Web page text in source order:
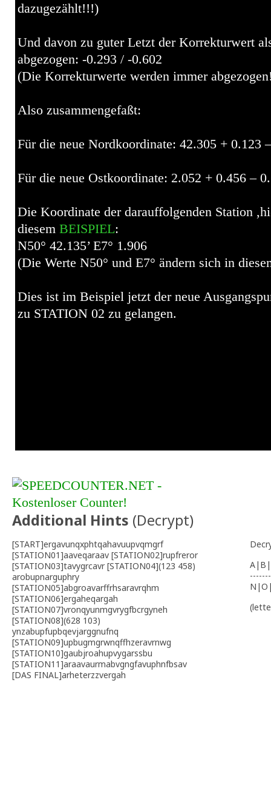
dazugezählt!!!)
Und davon zu guter Letzt der Korrekturwert
abgezogen: -0.293 / -0.602
(Die Korrekturwerte werden immer
Also zusammengefaßt:
Für die neue Nordkoordinate: 42.305 + 0.123
Für die neue Ostkoordinate: 2.052 + 0.456 –
Die Koordinate der darauffolgenden Station
diesem BEISPIEL:
N50° 42.135’ E7° 1.906
(Die Werte N50° und E7° ändern sich in
Dies ist im Beispiel jetzt der neue
zu STATION 02 zu gelangen.
Additional Hints (Decrypt)
[START]ergavunqxphtqahavuupvqmgrf
[STATION01]aaveqaraav [STATION02]rupfreror
[STATION03]tavygrcavr [STATION04](123 458)
arobupnarguphry
[STATION05]abgroavarffrhsaravrqhm
[STATION06]ergaheqargah
[STATION07]vronqyunmgvrygfbcrgyneh
[STATION08](628 103)
ynzabupfupbqevjarggnufnq
[STATION09]upbugmgrwnqffhzeravrnwg
[STATION10]gaubjroahupvygarssbu
[STATION11]araavaurmabvgngfavuphnfbsav
[DAS FINAL]arheterzzvergah